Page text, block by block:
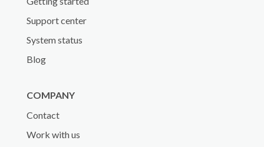
Support center
System status
Blog
COMPANY
Contact
Work with us